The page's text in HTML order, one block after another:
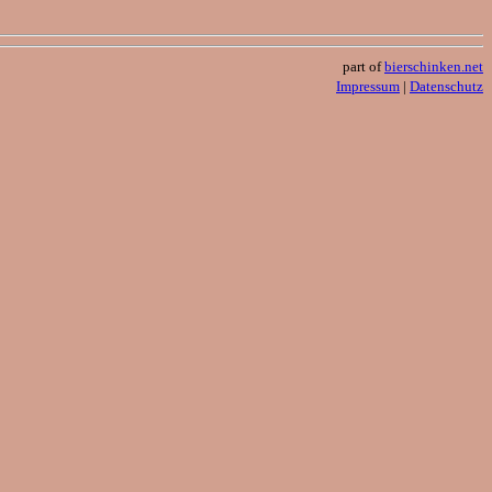
part ofbierschinken.net
Impressum | Datenschutz